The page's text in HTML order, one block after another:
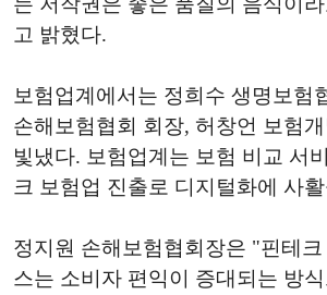
고 밝혔다.
보험업계에서는 정희수 생명보험
손해보험협회 회장, 허창언 보험
빛냈다. 보험업계는 보험 비교 서
크 보험업 진출로 디지털화에 사
정지원 손해보험협회장은 "핀테크
스는 소비자 편익이 증대되는 방